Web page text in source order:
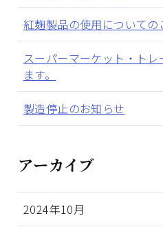
紅麹製品の使用についての
スーパーマーケット・ト
ます。
製造停止のお知らせ
アーカイブ
2024年10月